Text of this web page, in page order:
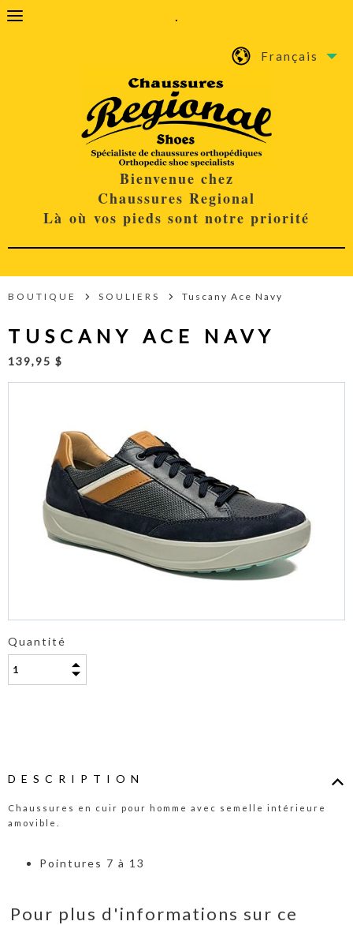
.
Français
Bienvenue chez
Chaussures Regional
Là où vos pieds sont notre priorité
BOUTIQUE SOULIERS Tuscany Ace Navy
TUSCANY ACE NAVY
139,95 $
Quantité
DESCRIPTION
Chaussures en cuir pour homme avec semelle intérieure
amovible.
Pointures 7 à 13
Pour plus d'informations sur ce